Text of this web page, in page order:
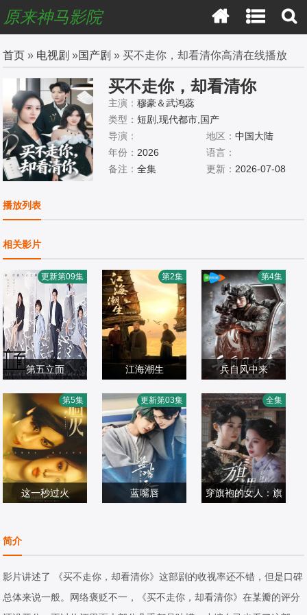
原来神马影院
首页 » 电视剧 »国产剧 » 买不走你，却看清你高清在线播放
买不走你，却看清你
主演：穆豪＆武鸿蕊
类型：短剧,现代都市,国产
导演：
地区： 中国大陆
年份： 2026
语言：
备注：全集 更新： 2026-07-08
播放列表
相关影片
第五立面
王之一
国产剧
2026/中国大陆
更新第09集
江海潮生
平,,王鸥,海一天
国产剧
2026/中国大陆
第2集
兵自风中来
岱,史兰芽,刘奕君
国产剧
2026/中国大陆
第4集
这一秒过火
辛博,徐振轩,鹤秋,
王籽苏,胡杏儿,沙
宝亮,吴莫愁,毛孩,
鹿骐,苇青,刘令姿,
国产剧
2026/中国大陆
第5集
蓝嘴唇
2026/大陆
更新第03集
穿旗袍的女人：旗
2026/中国大陆
全集
简介
影片讲述了 《买不走你，却看清你》这部剧的收视率还不错，但是口碑
总体来说一般。网络褒贬不一，《买不走你，却看清你》在某瓣的评分